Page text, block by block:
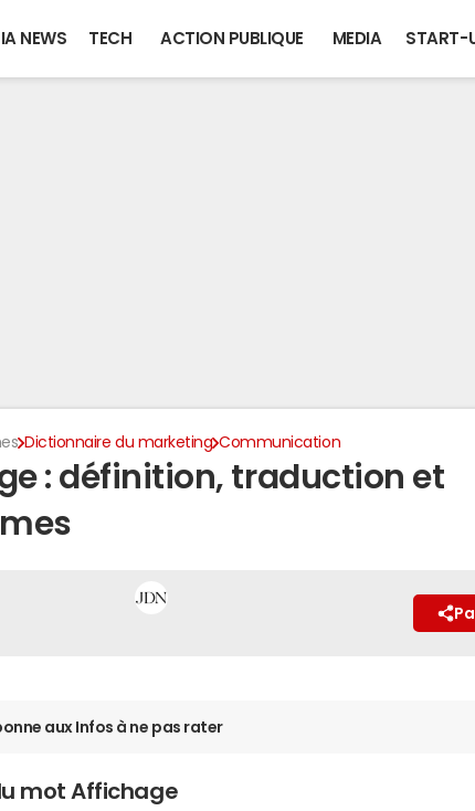
IA NEWS TECH ACTION PUBLIQUE MEDIA START-
Dictionnaire du marketing Communication
: définition, traduction et
aux Infos à ne pas rater
mot Affichage